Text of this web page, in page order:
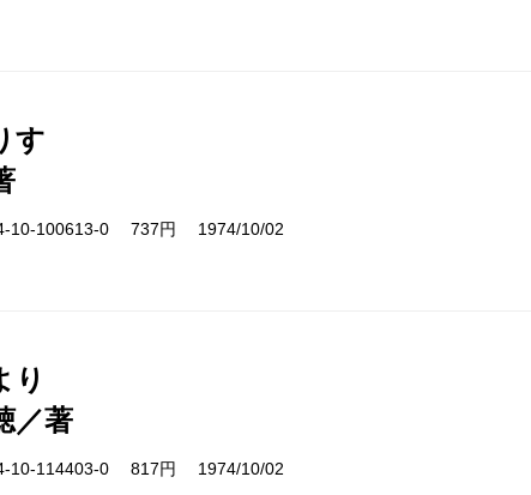
す
10-100613-0 737円 1974/10/02
り
／著
10-114403-0 817円 1974/10/02